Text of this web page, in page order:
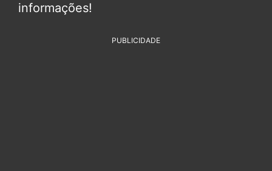
informações!
PUBLICIDADE